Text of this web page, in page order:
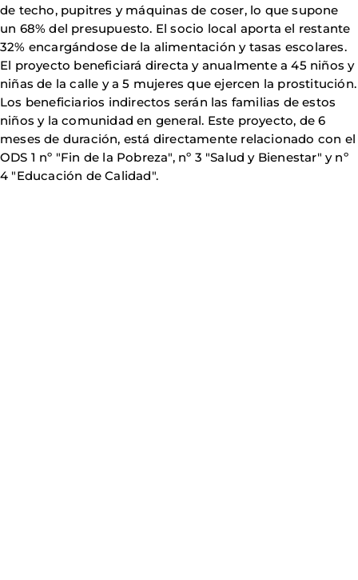
de techo, pupitres y máquinas de coser, lo que supone
un 68% del presupuesto. El socio local aporta el restante
32% encargándose de la alimentación y tasas escolares.
El proyecto beneficiará directa y anualmente a 45 niños y
niñas de la calle y a 5 mujeres que ejercen la prostitución.
Los beneficiarios indirectos serán las familias de estos
niños y la comunidad en general. Este proyecto, de 6
meses de duración, está directamente relacionado con el
ODS 1 nº "Fin de la Pobreza", nº 3 "Salud y Bienestar" y nº
4 "Educación de Calidad".